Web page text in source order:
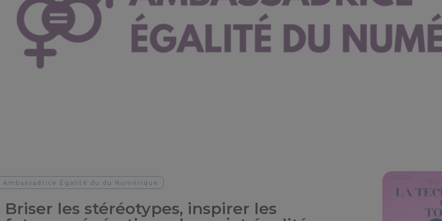
Ambassadrice Égalité du du Numérique
Briser les stéréotypes, inspirer les